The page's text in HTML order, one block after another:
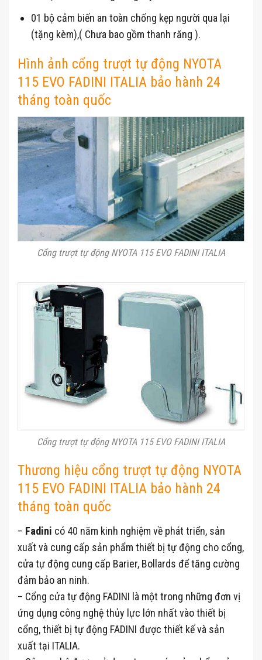
01 bộ cảm biến an toàn chống kẹp người qua lại
(tặng kèm),( Chưa bao gồm thanh răng ).
Hình ảnh cổng trượt tự động NYOTA
115 EVO FADINI ITALIA bảo hành 24
tháng toàn quốc
Cổng trượt tự động NYOTA 115 EVO FADINI ITALIA
Cổng trượt tự động NYOTA 115 EVO FADINI ITALIA
Thương hiệu cổng trượt tự động NYOTA
115 EVO FADINI ITALIA bảo hành 24
tháng toàn quốc
– Fadini có 40 năm kinh nghiệm về phát triển, sản
xuất và cung cấp sản phẩm thiết bị tự động cho cổng,
cửa tự động cung cấp Barier, Bollards để tăng cường
đảm bảo an ninh.
– Cổng cửa tự động FADINI là một trong những đơn vị
ứng dụng công nghệ thủy lực lớn nhất vào thiết bị
cổng, thiết bị tự động FADINI được thiết kế và sản
xuất tại ITALIA.